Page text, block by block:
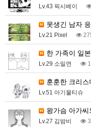
Lv.43 픽시베이
못생긴 남자
Lv.21 Pixel
한 가족이 일
Lv.29 소밀면
훈훈한 크리
Lv.51 아기물티슈
왕가슴 아가
Lv.27 김밤비